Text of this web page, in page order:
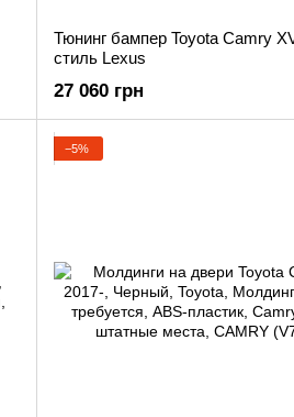
Тюнинг бампер Toyota Camry
стиль Lexus
27 060 грн
−5%